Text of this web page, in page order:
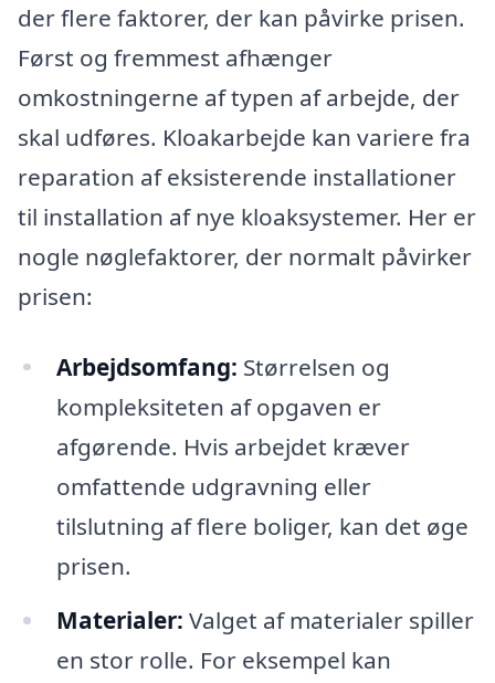
der flere faktorer, der kan påvirke prisen.
Først og fremmest afhænger
omkostningerne af typen af arbejde, der
skal udføres. Kloakarbejde kan variere fra
reparation af eksisterende installationer
til installation af nye kloaksystemer. Her er
nogle nøglefaktorer, der normalt påvirker
prisen:
Arbejdsomfang: Størrelsen og
kompleksiteten af opgaven er
afgørende. Hvis arbejdet kræver
omfattende udgravning eller
tilslutning af flere boliger, kan det øge
prisen.
Materialer: Valget af materialer spiller
en stor rolle. For eksempel kan